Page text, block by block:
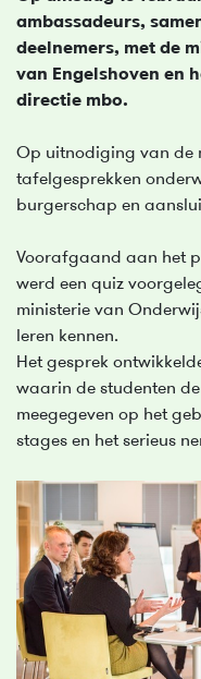
ambassadeurs,
deelnemers, met de
van Engelshoven en
directie mbo.
Op uitnodiging van de
tafelgesprekken
burgerschap en
Voorafgaand aan het
werd een quiz
ministerie van
leren kennen.
Het gesprek
waarin de studenten
meegegeven op het
stages en het serieus